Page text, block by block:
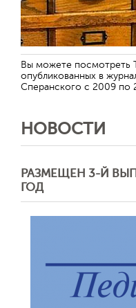
Вы можете посмотреть
опубликованных в
Сперанского с 2009 по
НОВОСТИ
РАЗМЕЩЕН 3-Й
ГОД